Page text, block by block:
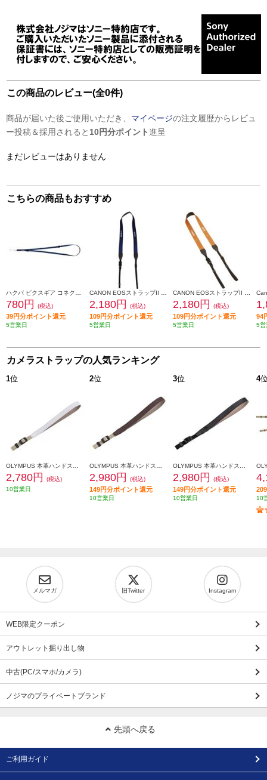
この商品のレビュー(全0件)
商品が届いた後ご使用いただき、 マイページの注文履歴からレビュ
ー投稿＆採用されると 10円分ポイント進呈
まだレビューはありません
こちらの商品もおすすめ
780円 (税込)
39円分ポイント還元
5営業日
2,180円 (税込)
109円分ポイント還元
5営業日
2,180円 (税込)
109円分ポイント還元
5営業日
94
5営
カメラストラップの人気ランキング
1位
2,780円
(税込)
10営業日
2位
2,980円 (税込)
149円分ポイント還元
10営業日
3位
2,980円 (税込)
149円分ポイント還元
10営業日
4
10
メルマガ 旧Twitter Instagram
WEB限定クーポン
アウトレット掘り出し物
中古(PC/スマホ/カメラ)
ノジマのプライベートブランド
先頭へ戻る
ご利用ガイド